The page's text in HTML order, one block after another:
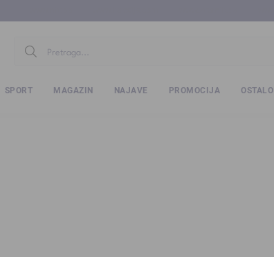
SPORT MAGAZIN NAJAVE PROMOCIJA OSTALO